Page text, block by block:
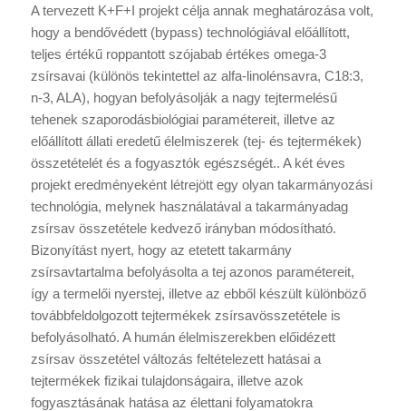
A tervezett K+F+I projekt célja annak meghatározása volt,
hogy a bendővédett (bypass) technológiával előállított,
teljes értékű roppantott szójabab értékes omega-3
zsírsavai (különös tekintettel az alfa-linolénsavra, C18:3,
n-3, ALA), hogyan befolyásolják a nagy tejtermelésű
tehenek szaporodásbiológiai paramétereit, illetve az
előállított állati eredetű élelmiszerek (tej- és tejtermékek)
összetételét és a fogyasztók egészségét.. A két éves
projekt eredményeként létrejött egy olyan takarmányozási
technológia, melynek használatával a takarmányadag
zsírsav összetétele kedvező irányban módosítható.
Bizonyítást nyert, hogy az etetett takarmány
zsírsavtartalma befolyásolta a tej azonos paramétereit,
így a termelői nyerstej, illetve az ebből készült különböző
továbbfeldolgozott tejtermékek zsírsavösszetétele is
befolyásolható. A humán élelmiszerekben előidézett
zsírsav összetétel változás feltételezett hatásai a
tejtermékek fizikai tulajdonságaira, illetve azok
fogyasztásának hatása az élettani folyamatokra